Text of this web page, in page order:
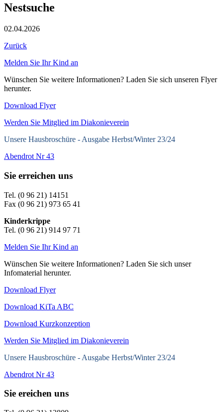
Nestsuche
02.04.2026
Zurück
Melden Sie Ihr Kind an
Wünschen Sie weitere Informationen? Laden Sie sich unseren Flyer
herunter.
Download Flyer
Werden Sie Mitglied im Diakonieverein
Unsere Hausbroschüre - Ausgabe Herbst/Winter 23/24
Abendrot Nr 43
Sie erreichen uns
Tel. (0 96 21) 14151
Fax (0 96 21) 973 65 41
Kinderkrippe
Tel. (0 96 21) 914 97 71
Melden Sie Ihr Kind an
Wünschen Sie weitere Informationen? Laden Sie sich unser
Infomaterial herunter.
Download Flyer
Download KiTa ABC
Download Kurzkonzeption
Werden Sie Mitglied im Diakonieverein
Unsere Hausbroschüre - Ausgabe Herbst/Winter 23/24
Abendrot Nr 43
Sie ereichen uns